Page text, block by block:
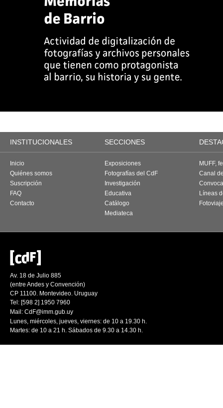
INSTITUCIONALES SECCIONES
Inicio
Quiénes somos
Suscripción
FAQ
Contacto
Exposiciones
Fotografías del CdF
Investigación
Educativa
Catálogo
Mediateca
MUFF,
Canal
Líneas
Av. 18 de Julio 885
(entre Andes y Convención)
CP 11100. Montevideo. Uruguay
Tel: [598 2] 1950 7960
Mail: CdF@imm.gub.uy
Lunes, miércoles, jueves, viernes: de 10 a 19.30 h.
Martes: de 10 a 21 h. Sábados de 9.30 a 14.30 h.